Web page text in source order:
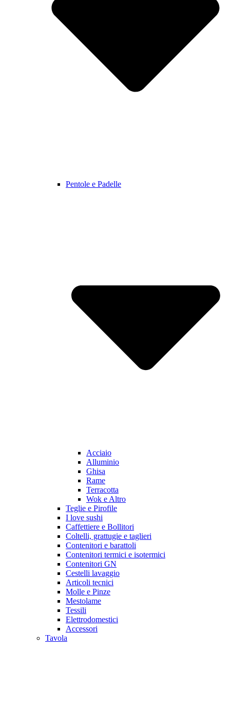
Pentole e Padelle
Acciaio
Alluminio
Ghisa
Rame
Terracotta
Wok e Altro
Teglie e Pirofile
I love sushi
Caffettiere e Bollitori
Coltelli, grattugie e taglieri
Contenitori e barattoli
Contenitori termici e isotermici
Contenitori GN
Cestelli lavaggio
Articoli tecnici
Molle e Pinze
Mestolame
Tessili
Elettrodomestici
Accessori
Tavola